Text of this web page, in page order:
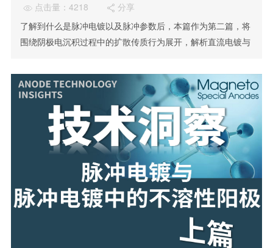
 点击量：4218  分享
了解到什么是脉冲电镀以及脉冲参数后，本篇作为第二篇，将
围绕阴极电沉积过程中的扩散传质行为展开，解析直流电镀与